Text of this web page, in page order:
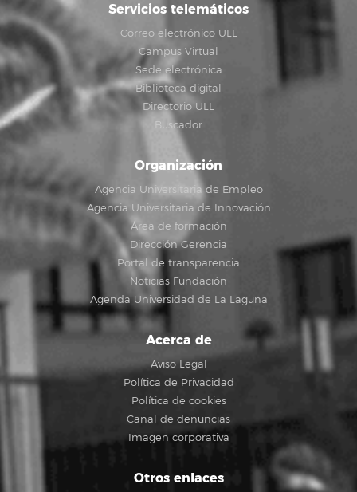
Servicios telemáticos
Correo electrónico ULL
Campus Virtual
Sede electrónica
Biblioteca digital
Directorio ULL
Buscador
Organización
Agencia Universitaria de Empleo
Agencia Universitaria de Innovación
Área de formación
Dirección Gerencia
Portal de transparencia
Noticias Fundación
Agenda Universidad de La Laguna
Acerca de
Aviso Legal
Política de Privacidad
Política de cookies
Canal de denuncias
Imagen corporativa
Otros enlaces